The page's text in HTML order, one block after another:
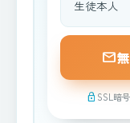
資料請求さ
mail
lock SSL暗